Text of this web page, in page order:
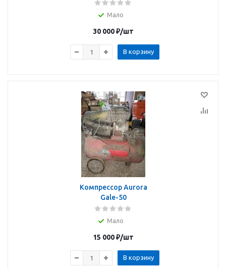
Мало
30 000₽/шт
В корзину
Компрессор Aurora
Gale-50
Мало
15 000₽/шт
В корзину